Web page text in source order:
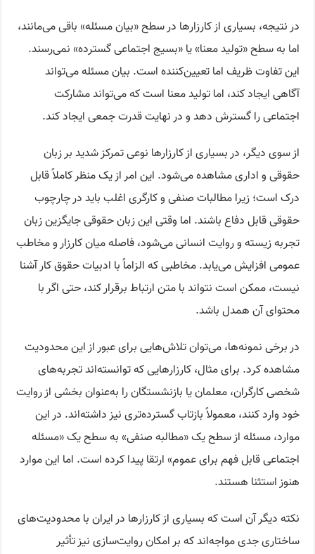
در نتیجه، بسیاری از کارزارها در سطح «بیان مسئله» باقی می‌مانند،
اما به سطح «تولید معنا» یا «بسیج اجتماعی گسترده» نمی‌رسند.
این تفاوت ظریف اما تعیین‌کننده است. بیان مسئله می‌تواند
آگاهی ایجاد کند، اما تولید معنا است که می‌تواند مشارکت
اجتماعی را گسترش دهد و در نهایت قدرت جمعی ایجاد کند.
از سوی دیگر، در بسیاری از کارزارها نوعی تمرکز شدید بر زبان
حقوقی و اداری مشاهده می‌شود. این امر از یک منظر کاملاً قابل
درک است؛ زیرا مطالبات صنفی و کارگری اغلب باید در چارچوب
حقوقی قابل دفاع باشند. اما وقتی این زبان حقوقی جایگزین زبان
تجربه زیسته و روایت انسانی می‌شود، فاصله میان کارزار و مخاطب
عمومی افزایش می‌یابد. مخاطبی که الزاماً با ادبیات حقوق کار آشنا
نیست، ممکن است نتواند با متن ارتباط برقرار کند، حتی اگر با
محتوای آن همدل باشد.
در برخی نمونه‌ها، می‌توان تلاش‌هایی برای عبور از این محدودیت
مشاهده کرد. برای مثال، کارزارهایی که توانسته‌اند تجربه‌های
شخصی کارگران، معلمان یا بازنشستگان را به‌عنوان بخشی از روایت
خود وارد کنند، معمولاً بازتاب گسترده‌تری نیز داشته‌اند. در این
موارد، مسئله از سطح یک «مطالبه صنفی» به سطح یک «مسئله
اجتماعی قابل فهم برای عموم» ارتقا پیدا کرده است. اما این موارد
هنوز استثنا هستند.
نکته دیگر آن است که بسیاری از کارزارها در ایران با محدودیت‌های
ساختاری جدی مواجه‌اند که بر امکان روایت‌سازی نیز تأثیر